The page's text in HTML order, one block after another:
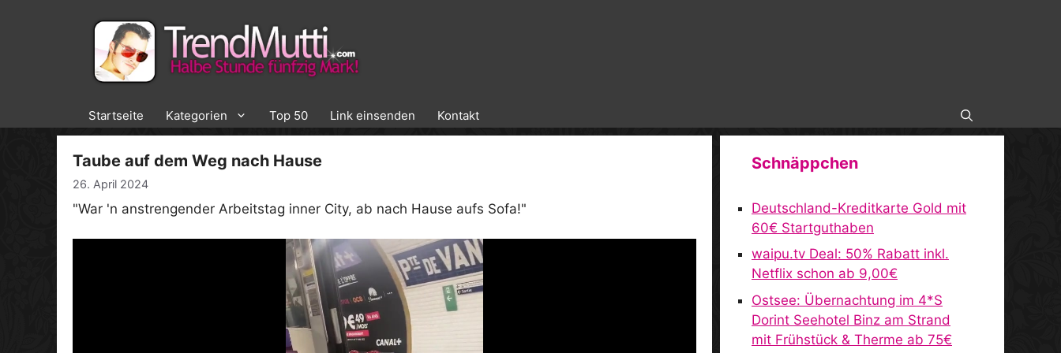
Startseite Kategorien Top 50 Link einsenden Kontakt
Taube auf dem Weg nach Hause
26. April 2024
"War 'n anstrengender Arbeitstag inner City, ab nach Hause aufs Sofa!"
Schnäppchen
Deutschland-Kreditkarte Gold mit
60€ Startguthaben
waipu.tv Deal: 50% Rabatt inkl.
Netflix schon ab 9,00€
Ostsee: Übernachtung im 4*S
Dorint Seehotel Binz am Strand
mit Frühstück & Therme ab 75€